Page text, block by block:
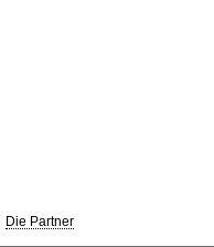
Die Partner